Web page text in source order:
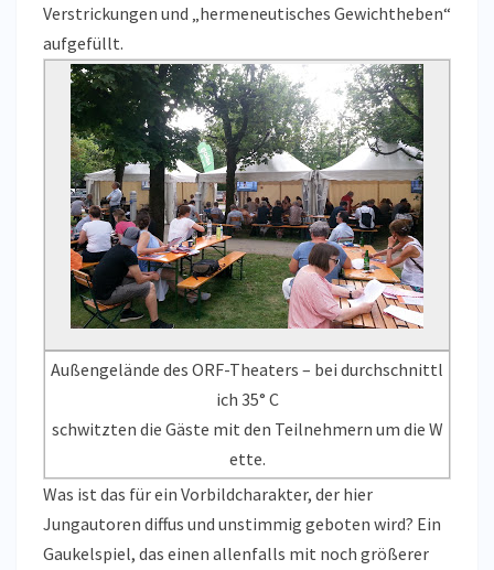
Verstrickungen und „hermeneutisches Gewichtheben“
aufgefüllt.
Außengelände des ORF-Theaters – bei durchschnittl
ich 35° C
schwitzten die Gäste mit den Teilnehmern um die W
ette.
Was ist das für ein Vorbildcharakter, der hier
Jungautoren diffus und unstimmig geboten wird? Ein
Gaukelspiel, das einen allenfalls mit noch größerer